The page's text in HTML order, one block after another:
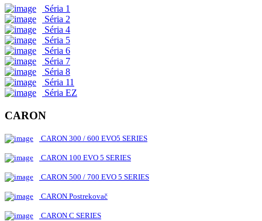
Séria 1
Séria 2
Séria 4
Séria 5
Séria 6
Séria 7
Séria 8
Séria 11
Séria EZ
CARON
CARON 300 / 600 EVO5 SERIES
CARON 100 EVO 5 SERIES
CARON 500 / 700 EVO 5 SERIES
CARON Postrekovač
CARON C SERIES